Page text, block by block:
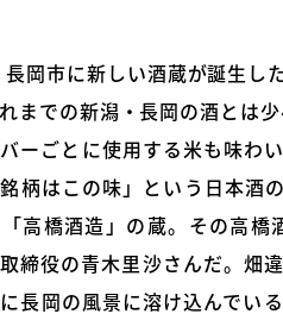
岡市に新しい酒蔵が誕生し
までの新潟・長岡の酒とは
ーごとに使用する米も味わ
柄はこの味」という日本酒
高橋酒造」の蔵。その高
締役の青木里沙さんだ。畑
長岡の風景に溶け込んでい